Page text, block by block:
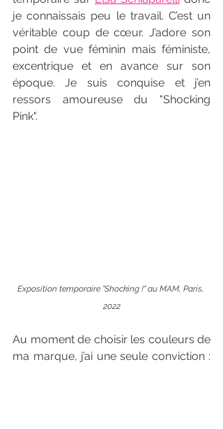
je connaissais peu le travail. C’est un
véritable coup de cœur. J’adore son
point de vue féminin mais féministe,
excentrique et en avance sur son
époque. Je suis conquise et j’en
ressors amoureuse du "Shocking
Pink".
Exposition temporaire "Shocking !" au MAM, Paris,
2022
Au moment de choisir les couleurs de
ma marque, j’ai une seule conviction :